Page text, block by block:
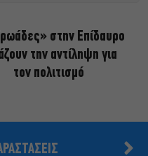
στην Επίδαυρο
την αντίληψη για
τον πολιτισμό